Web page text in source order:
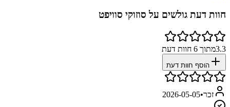
חוות דעת גולשים על סוזוקי סוויפט
3.3מתוך 6 חוות דעת
הוסף חוות דעת
זכר•
2026-05-05